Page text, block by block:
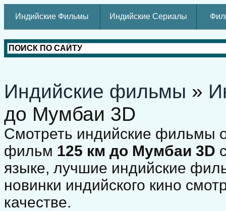
Индийские Фильмы Индийские Сериалы
Индийские фильмы »
до Мумбаи 3D
Смотреть индийские фильмы
фильм 125 км до Мумбаи 3D
языке, лучшие индийские
новинки индийского кино
качестве.